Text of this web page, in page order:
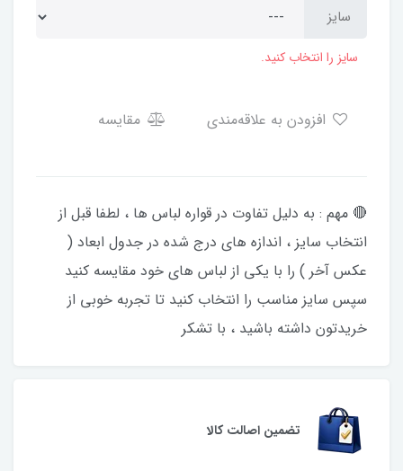
سایز
سایز را انتخاب کنید.
مقایسه
🔴 مهم : به دلیل تفاوت در قواره لباس ها ، لطفا قبل از
انتخاب سایز ، اندازه های درج شده در جدول ابعاد (
عکس آخر ) را با یکی از لباس های خود مقایسه کنید
سپس سایز مناسب را انتخاب کنید تا تجربه خوبی از
خریدتون داشته باشید ، با تشکر
تضمین اصالت کالا